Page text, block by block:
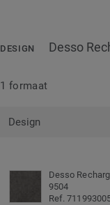
DESIGN Desso
1 formaat
Design
Desso
9504
Ref.